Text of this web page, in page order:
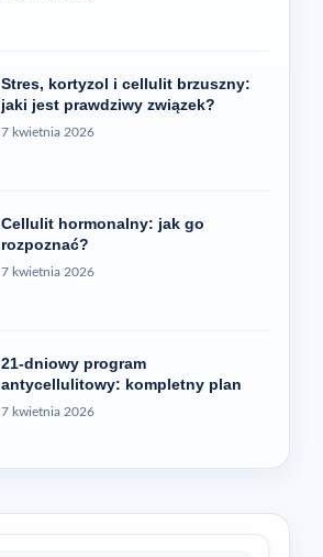
Stres, kortyzol i cellulit brzuszny:
jaki jest prawdziwy związek?
7 kwietnia 2026
Cellulit hormonalny: jak go
rozpoznać?
7 kwietnia 2026
21-dniowy program
antycellulitowy: kompletny plan
7 kwietnia 2026